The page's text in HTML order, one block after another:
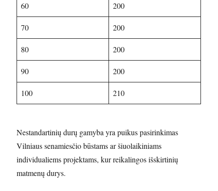
60 200
70 200
80 200
90 200
100 210
Nestandartinių durų gamyba yra puikus pasirinkimas
Vilniaus senamiesčio būstams ar šiuolaikiniams
individualiems projektams, kur reikalingos išskirtinių
matmenų durys.